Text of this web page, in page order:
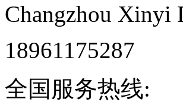
Changzhou Xinyi
18961175287
全国服务热线: